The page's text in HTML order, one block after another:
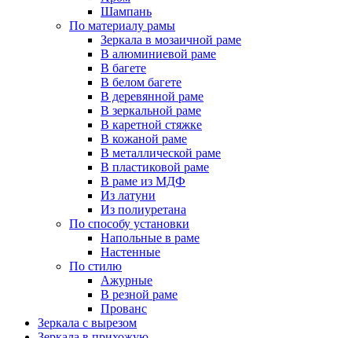
Шампань
По материалу рамы
Зеркала в мозаичной раме
В алюминиевой раме
В багете
В белом багете
В деревянной раме
В зеркальной раме
В каретной стяжке
В кожаной раме
В металлической раме
В пластиковой раме
В раме из МДФ
Из латуни
Из полиуретана
По способу установки
Напольные в раме
Настенные
По стилю
Ажурные
В резной раме
Прованс
Зеркала с вырезом